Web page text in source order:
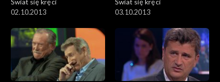
02.10.2013
03.10.2013